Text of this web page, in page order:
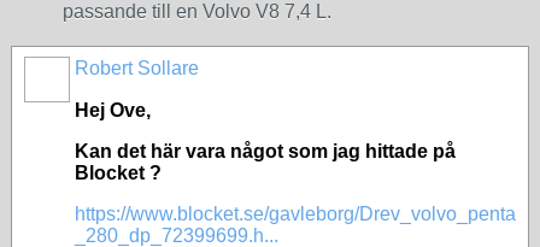
passande till en Volvo V8 7,4 L.
Robert Sollare
Hej Ove,
Kan det här vara något som jag hittade på
Blocket ?
https://www.blocket.se/gavleborg/Drev_volvo_penta
_280_dp_72399699.h...